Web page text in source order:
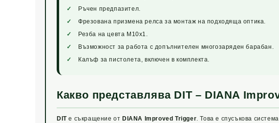
Ръчен предпазител.
Фрезована призмена релса за монтаж на подходяща оптика.
Резба на цевта M10x1.
Възможност за работа с допълнителен многозаряден барабан.
Калъф за пистолета, включен в комплекта.
Какво представлява DIT – DIANA
DITе съкращение отDIANA Improved Trigger . Това е спусъкова